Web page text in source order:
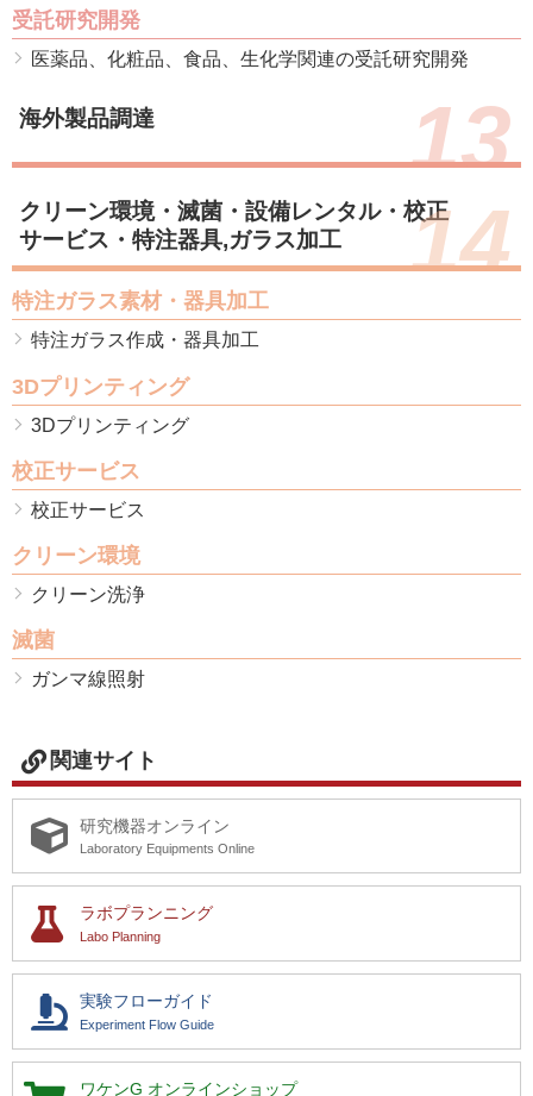
受託研究開発
医薬品、化粧品、食品、生化学関連の受託研究開発
海外製品調達 13
クリーン環境・滅菌・設備レンタル・校正
サービス・特注器具,ガラス加工
14
特注ガラス素材・器具加工
特注ガラス作成・器具加工
3Dプリンティング
3Dプリンティング
校正サービス
校正サービス
クリーン環境
クリーン洗浄
滅菌
ガンマ線照射
関連サイト
研究機器オンライン
Laboratory Equipments Online
ラボプランニング
Labo Planning
実験フローガイド
Experiment Flow Guide
ワケンG オンラインショップ